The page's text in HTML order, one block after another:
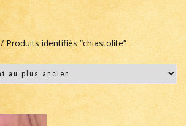
/ Produits identifiés “chiastolite”